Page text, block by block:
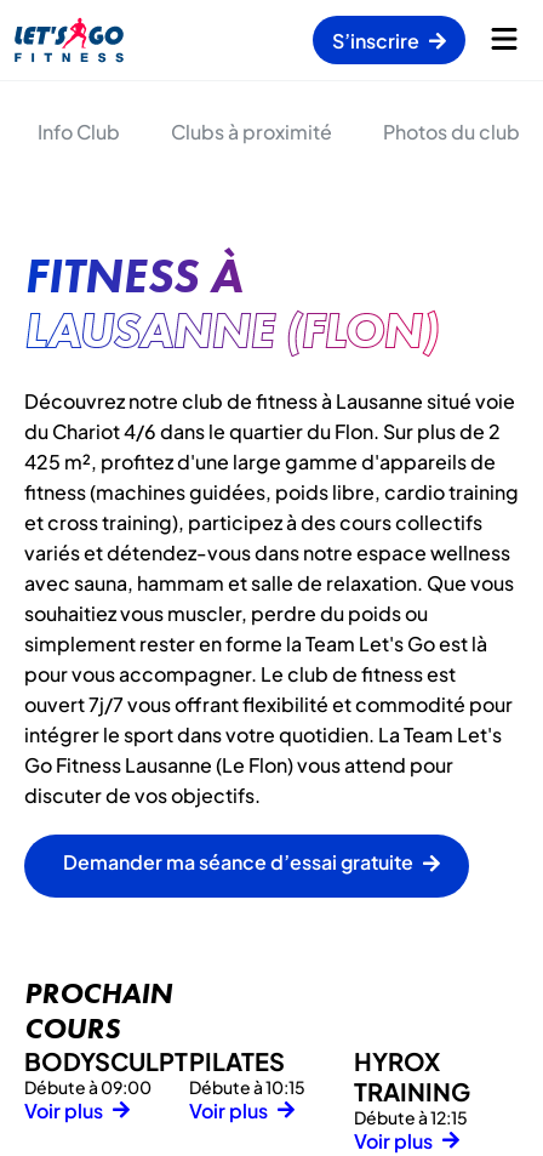
S’inscrire
Info Club Clubs à proximité Photos du club
FITNESS À
LAUSANNE (FLON)
Découvrez notre club de fitness à Lausanne situé voie
du Chariot 4/6 dans le quartier du Flon. Sur plus de 2
425 m², profitez d'une large gamme d'appareils de
fitness (machines guidées, poids libre, cardio training
et cross training), participez à des cours collectifs
variés et détendez-vous dans notre espace wellness
avec sauna, hammam et salle de relaxation. Que vous
souhaitiez vous muscler, perdre du poids ou
simplement rester en forme la Team Let's Go est là
pour vous accompagner. Le club de fitness est
ouvert 7j/7 vous offrant flexibilité et commodité pour
intégrer le sport dans votre quotidien. La Team Let's
Go Fitness Lausanne (Le Flon) vous attend pour
discuter de vos objectifs.
Demander ma séance d’essai gratuite
PROCHAIN
COURS
BODYSCULPT
Débute à 09:00
Voir plus
PILATES
Débute à 10:15
Voir plus
HYROX
TRAINING
Débute à 12:15
Voir plus